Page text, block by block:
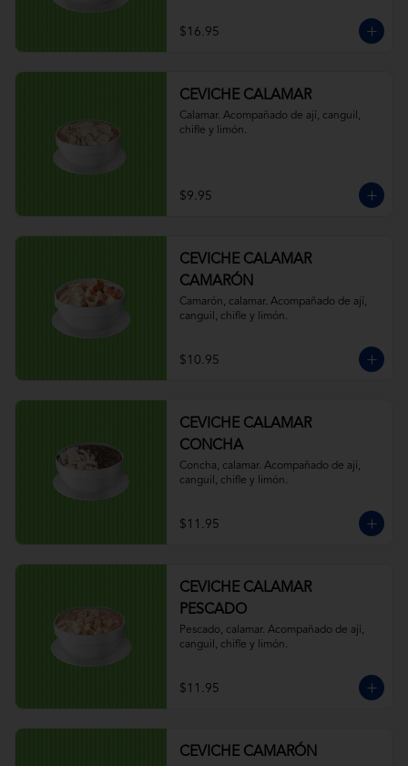
$16.95
CEVICHE CALAMAR
Calamar. Acompañado de ají, canguil,
chifle y limón.
$9.95
CEVICHE CALAMAR
CAMARÓN
Camarón, calamar. Acompañado de ají,
canguil, chifle y limón.
$10.95
CEVICHE CALAMAR
CONCHA
Concha, calamar. Acompañado de ají,
canguil, chifle y limón.
$11.95
CEVICHE CALAMAR
PESCADO
Pescado, calamar. Acompañado de ají,
canguil, chifle y limón.
$11.95
CEVICHE CAMARÓN